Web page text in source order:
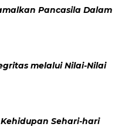
Pancasila Dalam
melalui Nilai-Nilai
Sehari-hari